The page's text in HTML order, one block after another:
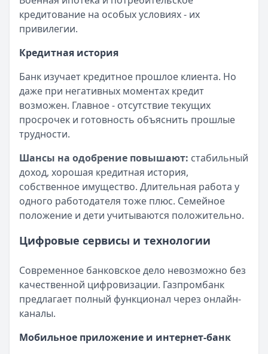
кредитование на особых условиях - их
привилегии.
Кредитная история
Банк изучает кредитное прошлое клиента. Но
даже при негативных моментах кредит
возможен. Главное - отсутствие текущих
просрочек и готовность объяснить прошлые
трудности.
Шансы на одобрение повышают: стабильный
доход, хорошая кредитная история,
собственное имущество. Длительная работа у
одного работодателя тоже плюс. Семейное
положение и дети учитываются положительно.
Цифровые сервисы и технологии
Современное банковское дело невозможно без
качественной цифровизации. Газпромбанк
предлагает полный функционал через онлайн-
каналы.
Мобильное приложение и интернет-банк